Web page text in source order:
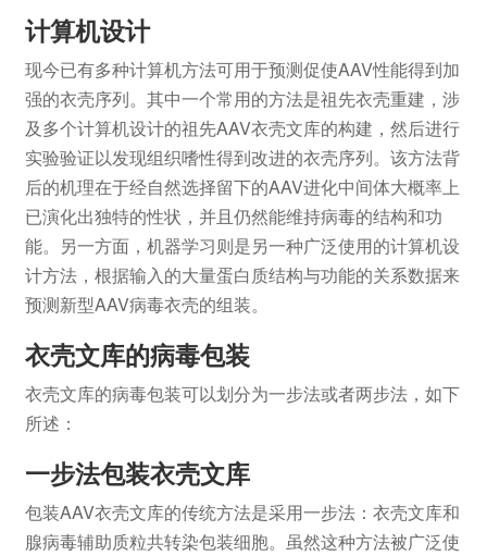
计算机设计
现今已有多种计算机方法可用于预测促使AAV性能得到加
强的衣壳序列。其中一个常用的方法是祖先衣壳重建，涉
及多个计算机设计的祖先AAV衣壳文库的构建，然后进行
实验验证以发现组织嗜性得到改进的衣壳序列。该方法背
后的机理在于经自然选择留下的AAV进化中间体大概率上
已演化出独特的性状，并且仍然能维持病毒的结构和功
能。另一方面，机器学习则是另一种广泛使用的计算机设
计方法，根据输入的大量蛋白质结构与功能的关系数据来
预测新型AAV病毒衣壳的组装。
衣壳文库的病毒包装
衣壳文库的病毒包装可以划分为一步法或者两步法，如下
所述：
一步法包装衣壳文库
包装AAV衣壳文库的传统方法是采用一步法：衣壳文库和
腺病毒辅助质粒共转染包装细胞。虽然这种方法被广泛使